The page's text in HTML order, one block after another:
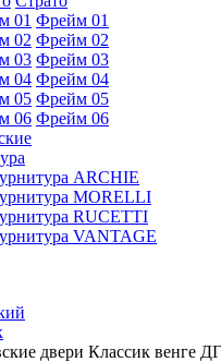
Фрейм 01
Фрейм 02
Фрейм 03
Фрейм 04
Фрейм 05
Фрейм 06
ARCHIE
MORELLI
RUCETTI
VANTAGE
двери Классик венге ДГ